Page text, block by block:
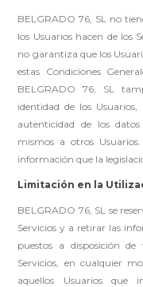
BELGRADO 76, SL no
los Usuarios hacen de los
no garantiza que los
estas Condiciones
BELGRADO 76, SL
identidad de los
autenticidad de los
mismos a otros
información que la
Limitación en la
BELGRADO 76, SL se
Servicios y a retirar las
puestos a disposición
Servicios, en cualquier
aquellos Usuarios que